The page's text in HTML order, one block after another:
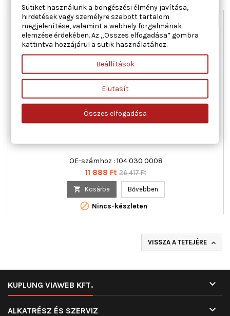
Nincs-készleten
Akciós!
OE-számhoz : 104 030 0008
Ár
11 888 Ft Normál
26 417 Ft
 Kosárba Bővebben
 Nincs-készleten
VISSZA A TETEJÉRE 
KUPLUNG VIAWEB KFT. 
ALKATRÉSZ ÉS SZERVIZ 
Sütiket használunk a böngészési élmény javítása,
hirdetések vagy személyre szabott tartalom
megjelenítése, valamint a webhely forgalmának
elemzése érdekében. Az „Összes elfogadása” gombra
kattintva hozzájárul a sütik használatához.
Beállítások
Elutasít
Összes elfogadása